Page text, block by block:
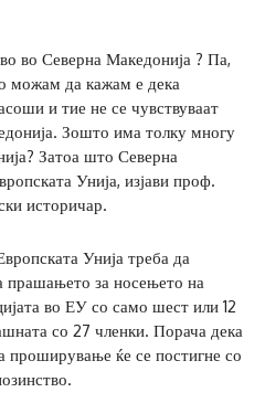
во Северна Македонија ? Па,
можам да кажам е дека
и тие не се чувствуваат
Зошто има толку многу
Затоа што Северна
Унија, изјави проф.
историчар.
Унија треба да
прашањето за носењето на
во ЕУ со само шест или 12
со 27 членки. Порача дека
проширување ќе се постигне со